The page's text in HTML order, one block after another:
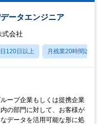
ータエンジニア
式会社
120日以上 月残業20時間以内
ループ企業もしくは提携企業
の部門に対して、お客様が
データを活用可能な形に処